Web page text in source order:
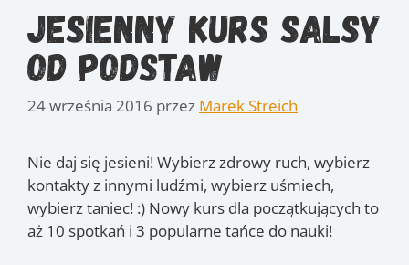
Jesienny kurs Salsy
od podstaw
24 września 2016 przez Marek Streich
Nie daj się jesieni! Wybierz zdrowy ruch, wybierz
kontakty z innymi ludźmi, wybierz uśmiech,
wybierz taniec! :) Nowy kurs dla początkujących to
aż 10 spotkań i 3 popularne tańce do nauki!